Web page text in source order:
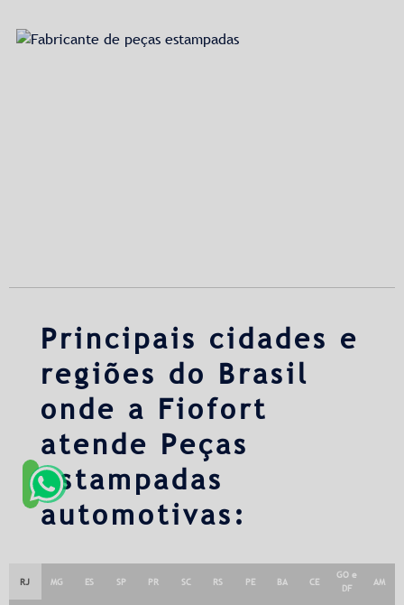
Principais cidades e
regiões do Brasil
onde a Fiofort
atende Peças
estampadas
automotivas:
RJ MG ES SP PR SC RS PE BA CE
GO e
DF
AM